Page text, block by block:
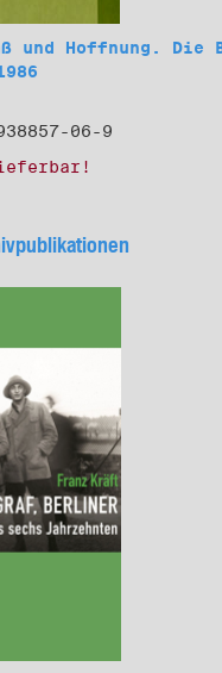
und Hoffnung. Die
06-9